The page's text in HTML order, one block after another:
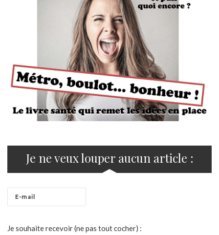
Je ne veux louper aucun article :
Je souhaite recevoir (ne pas tout cocher) :